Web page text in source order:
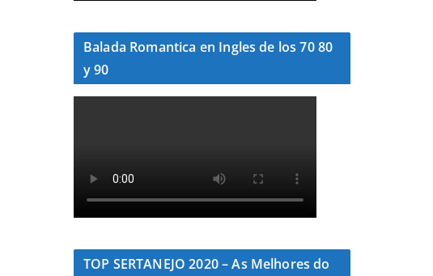
Balada Romantica en Ingles de los 70 80
y 90
TOP SERTANEJO 2020 – As Melhores do